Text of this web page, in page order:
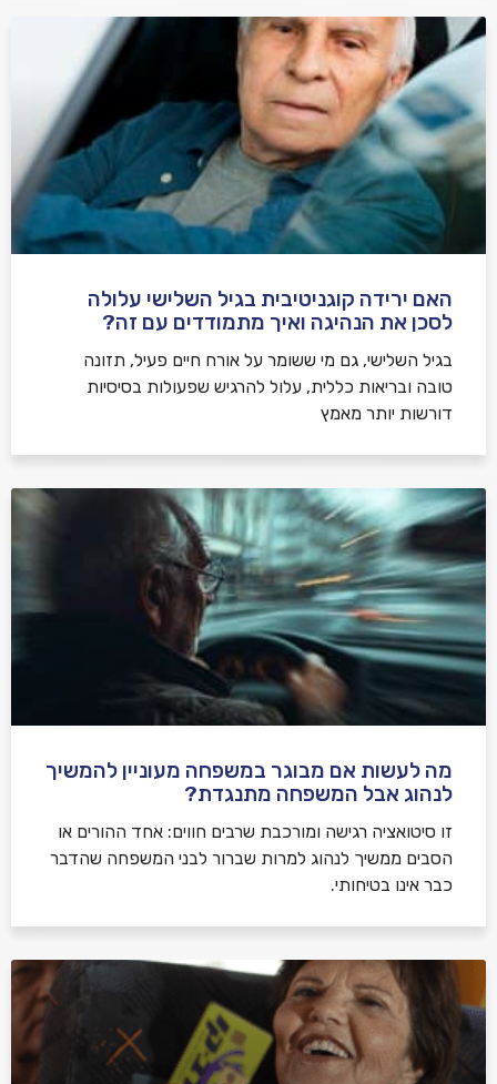
האם ירידה קוגניטיבית בגיל השלישי עלולה
לסכן את הנהיגה ואיך מתמודדים עם זה?
בגיל השלישי, גם מי ששומר על אורח חיים פעיל, תזונה
טובה ובריאות כללית, עלול להרגיש שפעולות בסיסיות
דורשות יותר מאמץ
מה לעשות אם מבוגר במשפחה מעוניין להמשיך
לנהוג אבל המשפחה מתנגדת?
זו סיטואציה רגישה ומורכבת שרבים חווים: אחד ההורים או
הסבים ממשיך לנהוג למרות שברור לבני המשפחה שהדבר
כבר אינו בטיחותי.